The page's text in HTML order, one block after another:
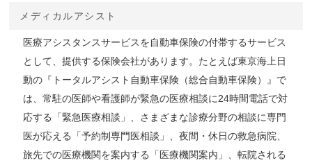
メディカルアシスト
医療アシスタンスサービスを自動車保険の付帯するサービス
として、提供する保険会社があります。たとえば東京海上日
動の『トータルアシスト自動車保険（総合自動車保険）』で
は、常駐の医師や看護師が緊急の医療相談に24時間電話で対
応する「緊急医療相談」、さまざまな診療分野の相談に専門
医が応える「予約制専門医相談」、夜間・休日の救急病院、
旅先での医療機関を案内する「医療機関案内」、転院される